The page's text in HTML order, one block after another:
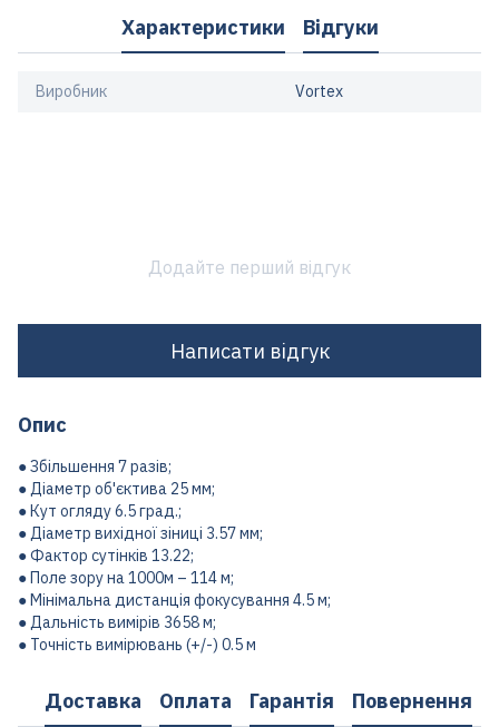
Характеристики Відгуки
Виробник Vortex
Додайте перший відгук
Написати відгук
Опис
● Збільшення 7 разів;
● Діаметр об'єктива 25 мм;
● Кут огляду 6.5 град.;
● Діаметр вихідної зіниці 3.57 мм;
● Фактор сутінків 13.22;
● Поле зору на 1000м – 114 м;
● Мінімальна дистанція фокусування 4.5 м;
● Дальність вимірів 3658 м;
● Точність вимірювань (+/-) 0.5 м
Доставка Оплата Гарантія Повернення